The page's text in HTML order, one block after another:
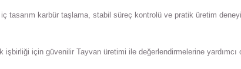
tasarım karbür taşlama, stabil süreç kontrolü ve pratik üretim
için güvenilir Tayvan üretimi ile değerlendirmelerine yardımcı